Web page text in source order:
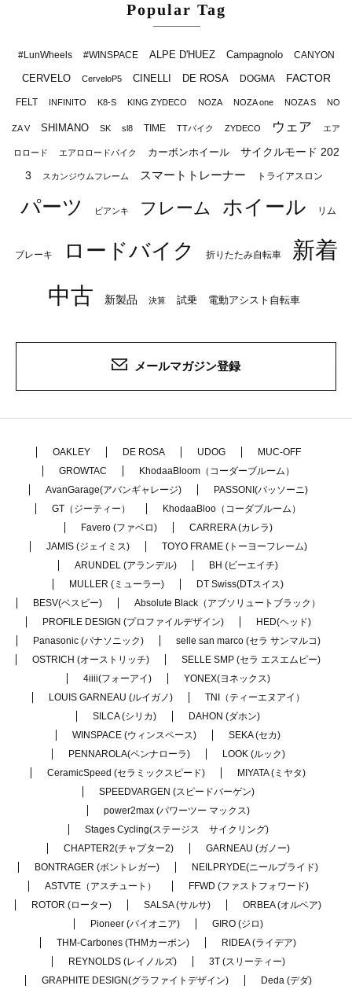
Popular Tag
#LunWheels #WINSPACE ALPE D'HUEZ Campagnolo CANYON
CERVELO CerveloP5 CINELLI DE ROSA DOGMA FACTOR
FELT INFINITO K8-S KING ZYDECO NOZA NOZA one NOZA S NO
ZA V SHIMANO SK sl8 TIME TTバイク ZYDECO ウェア エア
ロロード エアロロードバイク カーボンホイール
サイクルモード 202
3
スカンジウムフレーム スマートトレーナー トライアスロン
パーツ ビアンキ フレーム ホイール リム
ブレーキ ロードバイク 折りたたみ自転車
新着
中古
新製品 決算 試乗 電動アシスト自転車
メールマガジン登録
OAKLEY DE ROSA UDOG
MUC-OFF
GROWTAC
KhodaaBloom（コーダーブルーム）
AvanGarage(アバンギャレージ)
PASSONI(パッソーニ)
GT（ジーティー）
KhodaaBloo（コーダブルーム）
Favero (ファベロ)
CARRERA (カレラ)
JAMIS (ジェイミス)
TOYO FRAME (トーヨーフレーム)
ARUNDEL (アランデル)
BH (ビーエイチ)
MULLER (ミューラー)
DT Swiss(DTスイス)
BESV(ベスビー)
Absolute Black（アブソリュートブラック）
PROFILE DESIGN (プロファイルデザイン)
HED(ヘッド)
Panasonic (パナソニック)
selle san marco (セラ サンマルコ)
OSTRICH (オーストリッチ)
SELLE SMP (セラ エスエムピー)
4iiii(フォーアイ)
YONEX(ヨネックス)
LOUIS GARNEAU (ルイガノ)
TNI（ティーエヌアイ）
SILCA (シリカ)
DAHON (ダホン)
WINSPACE (ウィンスペース)
SEKA (セカ)
PENNAROLA(ペンナローラ)
LOOK (ルック)
CeramicSpeed (セラミックスピード)
MIYATA (ミヤタ)
SPEEDVARGEN (スピードバーゲン)
power2max (パワーツー マックス)
Stages Cycling(ステージス サイクリング)
CHAPTER2(チャプター2)
GARNEAU (ガノー)
BONTRAGER (ボントレガー)
NEILPRYDE(ニールプライド)
ASTVTE（アスチュート）
FFWD (ファストフォワード)
ROTOR (ローター)
SALSA (サルサ)
ORBEA (オルベア)
Pioneer (パイオニア)
GIRO (ジロ)
THM-Carbones (THMカーボン)
RIDEA (ライデア)
REYNOLDS (レイノルズ)
3T (スリーティー)
GRAPHITE DESIGN(グラファイトデザイン)
Deda (デダ)